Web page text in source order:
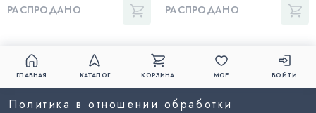
РАСПРОДАНО РАСПРОДАНО
ГЛАВНАЯ КАТАЛОГ КОРЗИНА МОЁ ВОЙТИ
Политика в отношении обработки